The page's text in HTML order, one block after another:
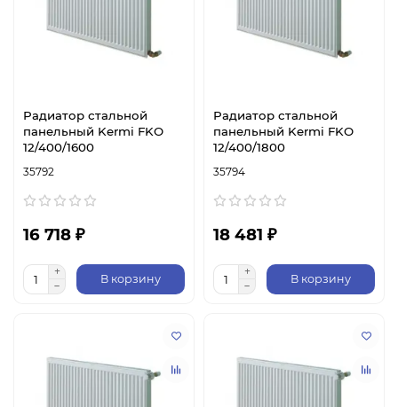
Радиатор стальной
панельный Kermi FKO
12/400/1600
35792
16 718 ₽
В корзину
Радиатор стальной
панельный Kermi FKO
12/400/1800
35794
18 481 ₽
В корзину